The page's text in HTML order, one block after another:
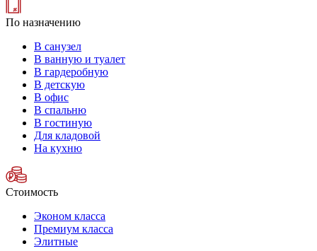
По назначению
В санузел
В ванную и туалет
В гардеробную
В детскую
В офис
В спальню
В гостиную
Для кладовой
На кухню
Стоимость
Эконом класса
Премиум класса
Элитные